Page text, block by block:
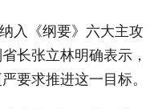
入《纲要》六大主攻
长张立林明确表示，
要求推进这一目标。